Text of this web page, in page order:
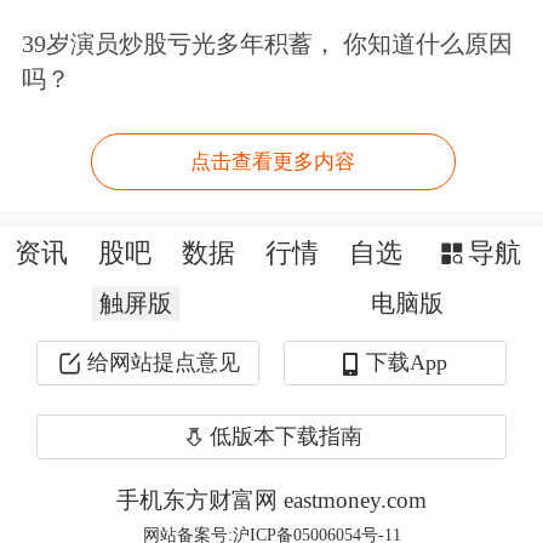
位比上一季度增加6.4%、通讯板块仓位
规模增加5.3%，为最大的两增仓板块；
金融板块(-6.4%)、科技板块(-4.8%)则成
为他减仓最大的板块。
两人的差异主要集中在金融、科技、必
需消费品三大板块上。从标普500指数
分类子板块指数10月以来的表现情况来
458.18点跌至11月14日436.868点，跌幅
4.65%；标普500信息技术指数从
39岁演员炒股亏光多年积蓄， 你知道什么原因
吗？
点击查看更多内容
资讯 股吧 数据 行情 自选 导航
触屏版 电脑版
给网站提点意见 下载App
低版本下载指南
手机东方财富网 eastmoney.com
网站备案号:沪ICP备05006054号-11